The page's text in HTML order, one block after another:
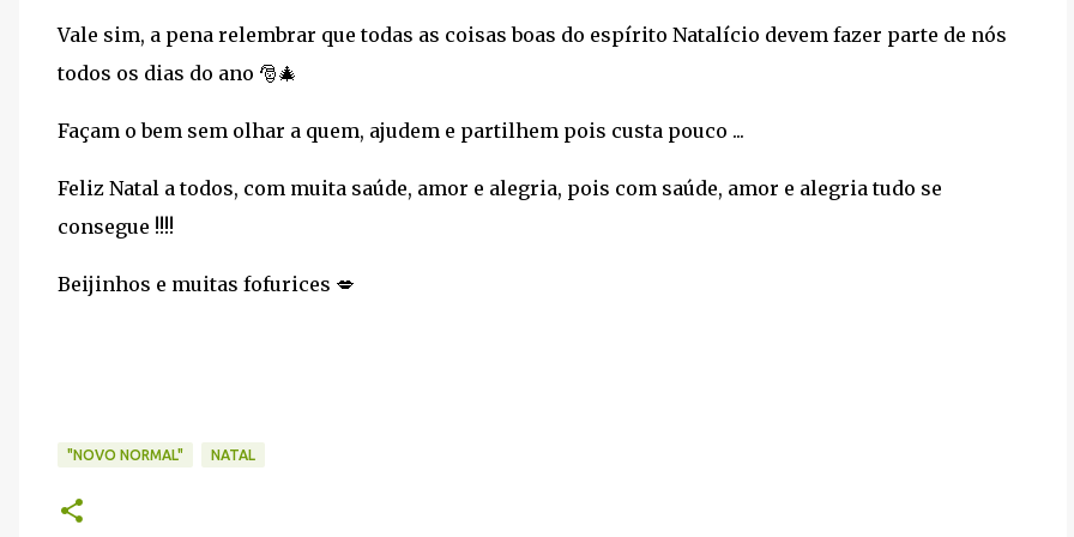
Vale sim, a pena relembrar que todas as coisas boas do espírito Natalício devem fazer parte de nós
todos os dias do ano 🎅🎄
Façam o bem sem olhar a quem, ajudem e partilhem pois custa pouco ...
Feliz Natal a todos, com muita saúde, amor e alegria, pois com saúde, amor e alegria tudo se
consegue !!!!
Beijinhos e muitas fofurices 💋
"NOVO NORMAL" NATAL